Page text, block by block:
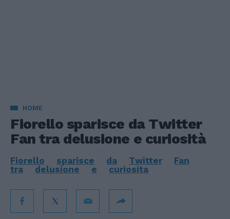
HOME
Fiorello sparisce da Twitter
Fan tra delusione e curiosità
Fiorello sparisce da Twitter
Fan
tra
delusione e curiosita